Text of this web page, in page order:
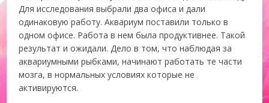
Для исследования выбрали два офиса и дали
одинаковую работу. Аквариум поставили только в
одном офисе. Работа в нем была продуктивнее. Такой
результат и ожидали. Дело в том, что наблюдая за
аквариумными рыбками, начинают работать те части
мозга, в нормальных условиях которые не
активируются.